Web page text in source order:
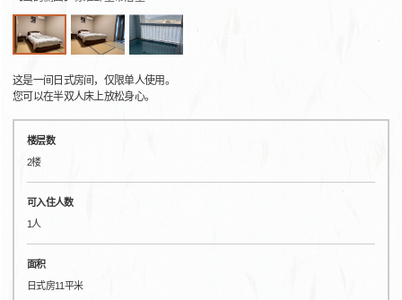
这是一间日式房间，仅限单人使用。
您可以在半双人床上放松身心。
楼层数
2楼
可入住人数
1人
面积
日式房11平米